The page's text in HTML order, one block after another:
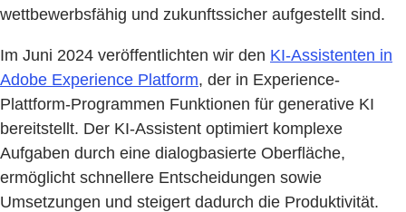
wettbewerbsfähig und zukunftssicher aufgestellt sind.
Im Juni 2024 veröffentlichten wir den KI-Assistenten in
Adobe Experience Platform, der in Experience-
Plattform-Programmen Funktionen für generative KI
bereitstellt. Der KI-Assistent optimiert komplexe
Aufgaben durch eine dialogbasierte Oberfläche,
ermöglicht schnellere Entscheidungen sowie
Umsetzungen und steigert dadurch die Produktivität.